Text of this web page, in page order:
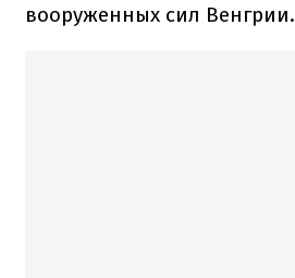
вооруженных сил Венгрии.